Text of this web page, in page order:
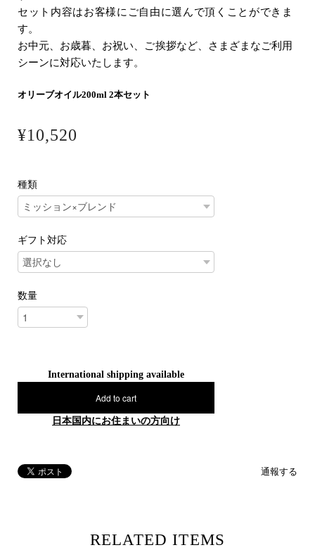
セット内容はお客様にご自由に選んで頂くことができま
す。
お中元、お歳暮、お祝い、ご挨拶など、さまざまなご利用
シーンに対応いたします。
オリーブオイル200ml 2本セット
¥10,520
種類
ギフト対応
数量
International shipping available
Add to cart
日本国内にお住まいの方向け
通報する
RELATED ITEMS